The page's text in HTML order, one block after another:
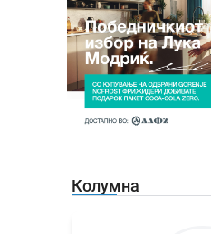
Колумна